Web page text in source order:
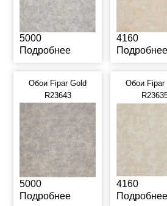
5000
Подробнее
4160
Подробнее
Обои Fipar Gold
R23643
5000
Подробнее
Обои Fipar
4160
Подробнее